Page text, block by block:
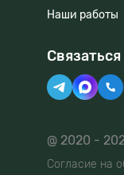
Наши работы
@ 2020 -
Согласие на